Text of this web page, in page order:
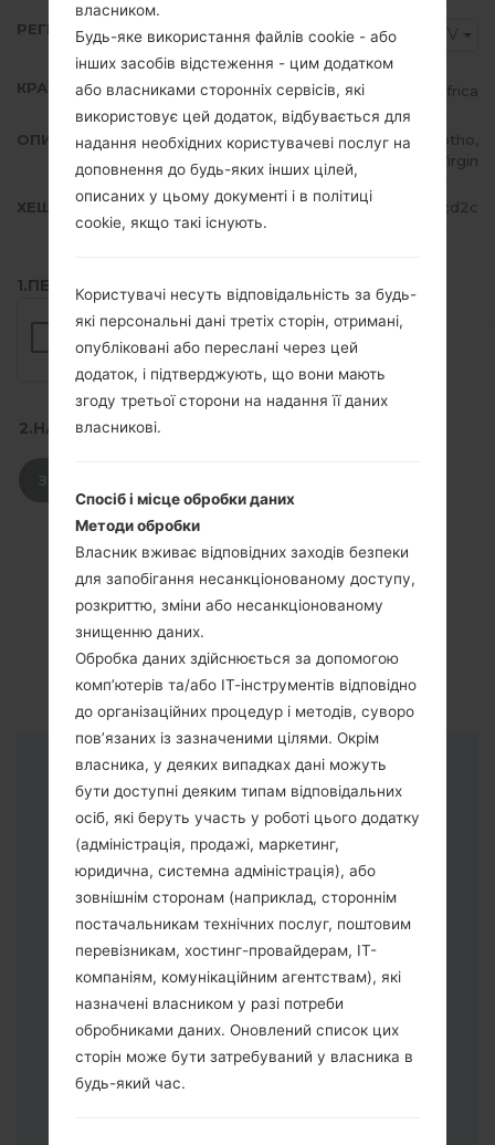
РЕГІОН XFV
КРАЇНА South Africa
ОПИС
Vodacom, 8ta, Vodacom Lesotho,
MTN, Cell C, Virgin
ХЕШ 455e78d67654b437f319ca902260cd2c
1.ПЕРЕВІРТИ НАЯВНІСТЬ RECAPTCHA
2.НАТИСНІТЬ, ЩОБ ЗАВАНТАЖИТИ
Інструкції
власником.
Будь-яке використання файлів cookie - або
інших засобів відстеження - цим додатком
або власниками сторонніх сервісів, які
використовує цей додаток, відбувається для
надання необхідних користувачеві послуг на
доповнення до будь-яких інших цілей,
описаних у цьому документі і в політиці
cookie, якщо такі існують.
Користувачі несуть відповідальність за будь-
які персональні дані третіх сторін, отримані,
опубліковані або переслані через цей
додаток, і підтверджують, що вони мають
згоду третьої сторони на надання її даних
власникові.
Спосіб і місце обробки даних
Методи обробки
Власник вживає відповідних заходів безпеки
для запобігання несанкціонованому доступу,
розкриттю, зміни або несанкціонованому
знищенню даних.
Обробка даних здійснюється за допомогою
комп’ютерів та/або ІТ-інструментів відповідно
до організаційних процедур і методів, суворо
пов’язаних із зазначеними цілями. Окрім
власника, у деяких випадках дані можуть
бути доступні деяким типам відповідальних
осіб, які беруть участь у роботі цього додатку
(адміністрація, продажі, маркетинг,
юридична, системна адміністрація), або
зовнішнім сторонам (наприклад, стороннім
постачальникам технічних послуг, поштовим
перевізникам, хостинг-провайдерам, ІТ-
компаніям, комунікаційним агентствам), які
назначені власником у разі потреби
обробниками даних. Оновлений список цих
сторін може бути затребуваний у власника в
будь-який час.